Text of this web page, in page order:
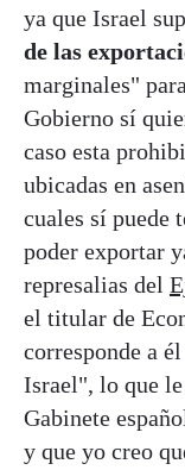
ya que Israel
de las
marginales"
Gobierno sí
caso esta
ubicadas en
cuales sí puede
poder exportar
represalias del
el titular de
corresponde a
Israel", lo que
Gabinete
y que yo creo